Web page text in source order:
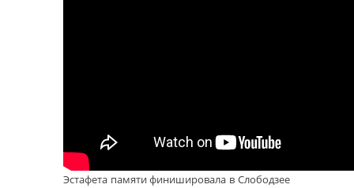
Эстафета памяти финишировала в Слободзее